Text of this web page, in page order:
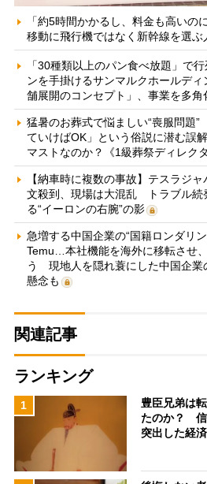
「約5時間かかるし、料金も高いの
移動に飛行機ではなく新幹線を選ぶ
「30種類以上のパン食べ放題」で
ンを手掛けるサンマルクホールデ
舗展開のコンセプト」、事業を多角
猛暑のお葬式で悩ましい“喪服問題
ていけばOK」という俗説に潜む誤
マストなのか？《1級葬祭ディレク
【納車時に複数の事故】テスラジ
文殺到、現場は大混乱 トラブル続
る“イーロンの右腕”の影
急増する中国企業の“国籍ロンダリ
Temu…本社機能を海外に移転させ
う 現地人を隠れ蓑にした中国企業
懸念も
関連記事
ランキング
1
豊臣兄弟は
たのか？ 信
突出した経